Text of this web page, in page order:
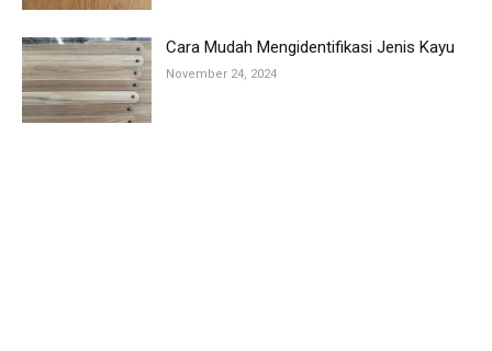
Cara Mudah Mengidentifikasi Jenis Kayu
November 24, 2024